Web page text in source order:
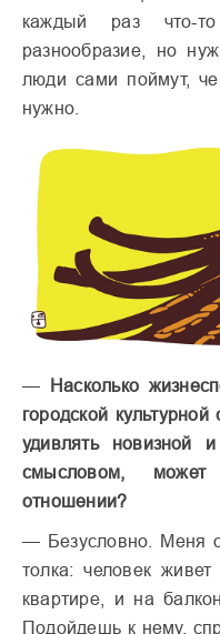
каждый раз что-
разнообразие, но
люди сами поймут,
нужно.
— Насколько
городской
удивлять новизной
смысловом,
отношении?
— Безусловно. Меня
толка: человек
квартире, и на
Подойдешь к нему,